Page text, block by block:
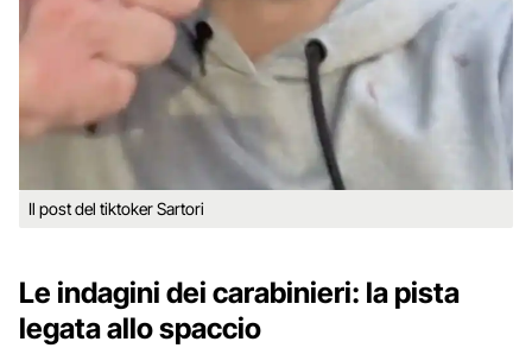
Il post del tiktoker Sartori
Le indagini dei carabinieri: la pista
legata allo spaccio